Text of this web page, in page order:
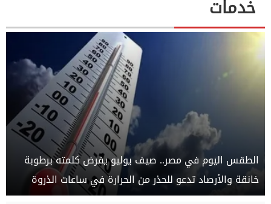
خدمات
الطقس اليوم في مصر.. صيف يوليو يفرض كلمته برطوبة
خانقة والأرصاد تدعو للحذر من الحرارة في ساعات الذروة